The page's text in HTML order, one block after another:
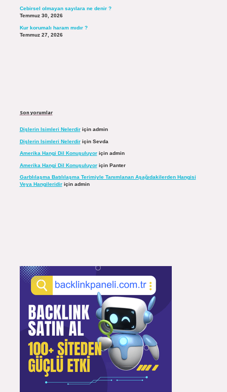
Cebirsel olmayan sayılara ne denir ?
Temmuz 30, 2026
Kur korumalı haram mıdır ?
Temmuz 27, 2026
Son yorumlar
Dişlerin Isimleri Nelerdiriçin admin
Dişlerin Isimleri Nelerdiriçin Sevda
Amerika Hangi Dil Konuşuluyoriçin admin
Amerika Hangi Dil Konuşuluyoriçin Panter
Garblılaşma Batılılaşma Terimiyle Tanımlanan Aşağıdakilerden Hangisi
Veya Hangileridiriçin admin